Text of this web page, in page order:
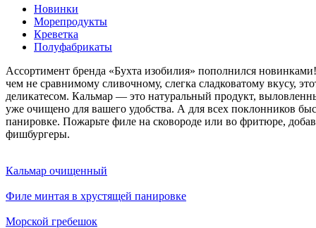
Новинки
Морепродукты
Креветка
Полуфабрикаты
Ассортимент бренда «Бухта изобилия» пополнился
чем не сравнимому сливочному, слегка сладковатому вкусу,
деликатесом. Кальмар — это натуральный продукт,
уже очищено для вашего удобства. А для всех поклонников
панировке. Пожарьте филе на сковороде или во фритюре,
фишбургеры.
Кальмар очищенный
Филе минтая в хрустящей панировке
Морской гребешок